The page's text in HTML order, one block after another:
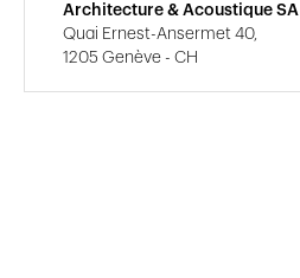
Architecture & Acoustique SA
Quai Ernest-Ansermet 40,
1205 Genève - CH